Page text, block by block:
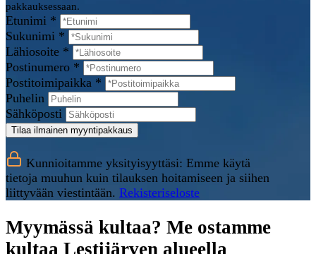
pakkauksessaan.
Etunimi *
Sukunimi *
Lähiosoite *
Postinumero *
Postitoimipaikka *
Puhelin
Sähköposti
Tilaa ilmainen myyntipakkaus
Kunnioitamme yksityisyyttäsi: Emme käytä
tietoja muuhun kuin tilauksen hoitamiseen ja siihen
liittyvään viestintään. Rekisteriseloste
Myymässä kultaa? Me ostamme
kultaa Lestijärven alueella